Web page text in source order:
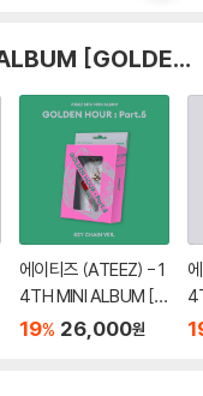
에이티즈 (ATEEZ) 14TH MINI ALBUM [GOLDEN HOUR : Part.5]
에이티즈 (ATEEZ) - 1
4TH MINI ALBUM [G
OLDEN HOUR : Part.
19% 26,000원